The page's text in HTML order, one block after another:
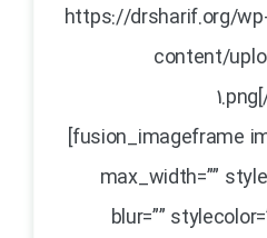
filter_blur_hover=”0″]https://drsharif.org/
content/
[fusion_imageframe
max_width=””
blur=””